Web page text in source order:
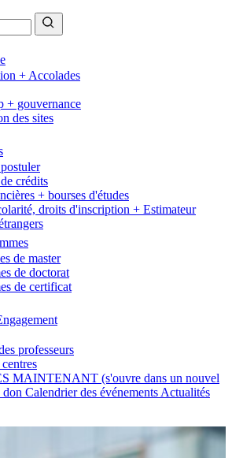
+ Accolades
+ gouvernance
des sites
crédits
+ bourses d'études
droits d'inscription + Estimateur
de master
de doctorat
de certificat
professeurs
MAINTENANT (s'ouvre dans un nouvel
don Calendrier des événements Actualités